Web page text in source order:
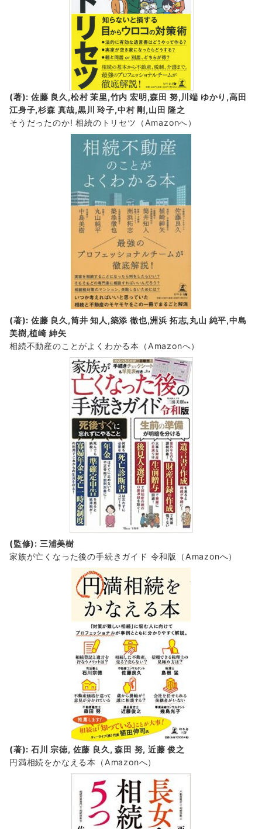
(著): 佐藤 良久,松村 茉里,竹内 宏明,森田 努,川端 ゆかり,高田
江身子,杉森 真哉,黒川 玲子,中村 剛,山田 隆之
そうだったのか! 相続のトリセツ
（Amazonへ）
(著): 佐藤 良久,筒井 知人,築添 徹也,洲浜 拓志,丸山 純平,中島
美樹,植崎 紳矢
相続不動産のことがよくわかる本（Amazonへ）
(監修): 三浦美樹
家族が亡くなった後の手続きガイド 令和版（Amazonへ）
(著): 石川 宗徳, 佐藤 良久, 森田 努, 近藤 俊之
円満相続をかなえる本（Amazonへ）